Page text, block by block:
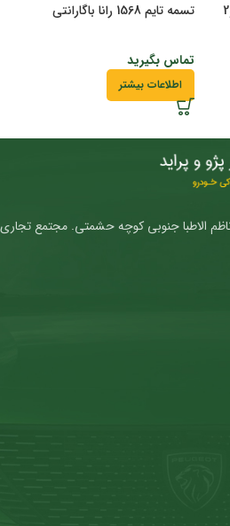
اورینگ پمپ بنزین 206 تیپ 5 و2
تسمه تایم 1568 رانا باگارانتی
تماس بگیرید
اطلاعات بیشتر
الاطبا جنوبی کوچه حشمتی. مجتمع تجاری